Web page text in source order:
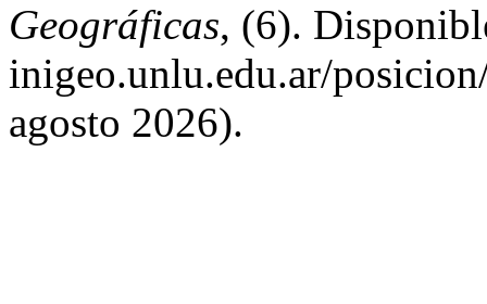
Geográficas, (6).
inigeo.unlu.edu.ar/
agosto 2026).